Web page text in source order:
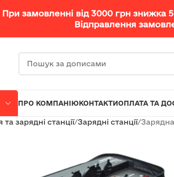
При замовленні від 3000 грн
Відправлення
ПРО КОМПАНІЮКОНТАКТИОПЛАТА ТА
зарядні станції Зарядні станції